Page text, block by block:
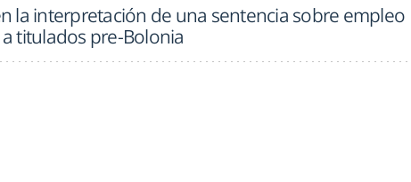
la interpretación de una sentencia sobre empleo
titulados pre-Bolonia